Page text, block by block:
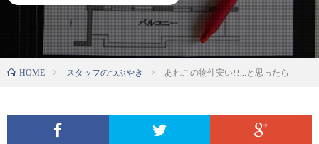
HOME スタッフのつぶやき あれこの物件安い!!…と思ったら